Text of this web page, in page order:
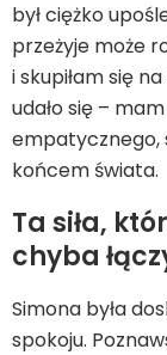
był ciężko
przeżyje może
i skupiłam się
udało się –
empatycznego,
końcem świata.
Ta siła,
chyba
Simona była
spokoju.